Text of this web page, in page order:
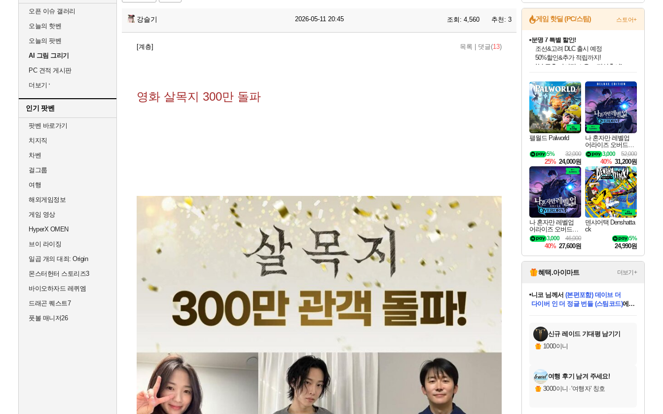
오픈 이슈 갤러리
오늘의 핫벤
오늘의 팟벤
AI 그림 그리기
PC 견적 게시판
더보기
인기 팟벤
팟벤 바로가기
치지직
차벤
걸그룹
여행
해외게임정보
게임 영상
HyperX OMEN
브이 라이징
일곱 개의 대죄: Origin
몬스터헌터 스토리즈3
바이오하자드 레퀴엠
드래곤 퀘스트7
풋볼 매니저26
강슬기 2026-05-11 20:45 조회: 4,560 추천: 3
[계층] 목록 댓글(13)
영화 살목지 300만 돌파
게임 핫딜 (PC/스팀) 스토어+
최대 90% 할인가를 만나보세요!
네이버혜택과 함께 만나보세요!
50%할인&추가 적립까지!
마블 투혼 파이팅 소울즈 정식출시!
마블 히어로 총 출동&화려한 격투!
네이버 포인트 혜택까지!
이니&베니 혜택까지!
네이버 혜택가와 함께 예약하세요!
할인&네이버혜택으로 만나보세요!
네이버페이 혜택과 만나보세요!
40주년 프로모션으로 만나보세요!
할인가에 만나보세요!
일부 에디션 상시 할인!
혜택으로 예약 판매 중
편안하게 충전하세요
팰월드 Palworld
32,000
5%
25% 24,000원
나 혼자만 레벨업
어라이즈 오버드라
이브 디럭스 에디션
Solo Leveling Arise
Overdrive Deluxe Edi
tion
52,000
3,000
40% 31,200원
나 혼자만 레벨업
어라이즈 오버드라
이브 Solo Leveling A
rise
46,000
3,000
40% 27,600원
덴샤어택 Denshatta
ck
5%
24,990원
혜택.아이마트 더보기+
교환.
당첨되셨습니다.
니코님께서 (본편포함) 데이브 더
다이버 인 더 정글 번들 (스팀코드)에
당첨되셨습니다.
당첨되셨습니다.
당첨되셨습니다.
당첨되셨습니다.
당첨되셨습니다.
에디션 (스팀코드)를 교환.
당첨되셨습니다.
신규 레이드 기대평 남기기
1000이니
여행 후기 남겨 주세요!
3000이니 ·'여행자' 칭호